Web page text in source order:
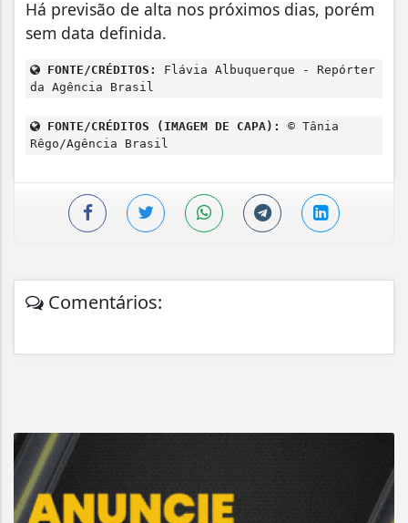
Há previsão de alta nos próximos dias, porém
sem data definida.
FONTE/CRÉDITOS:
Flávia Albuquerque - Repórter
da Agência Brasil
FONTE/CRÉDITOS (IMAGEM DE CAPA):
© Tânia
Rêgo/Agência Brasil
Comentários: